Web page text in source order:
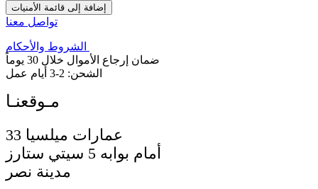
إضافة إلى قائمة الأمنيات
تواصل معنا
الشروط والأحكام
ضمان إرجاع الأموال خلال 30 يوماً
الشحن: 2-3 أيام عمل
أمام بوابه 5 سيتي ستارز
مدينة نصر